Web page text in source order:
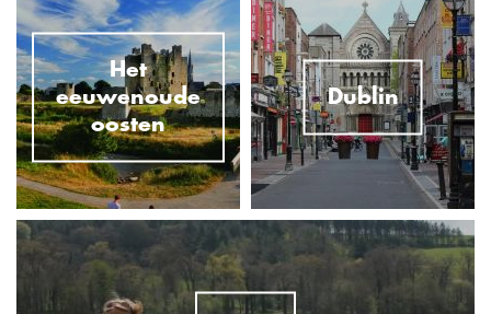
Het
eeuwenoude
oosten
Dublin